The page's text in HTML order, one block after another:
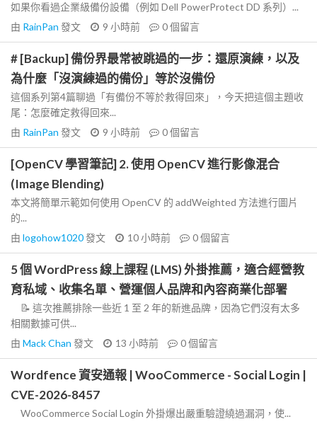
如果你看過企業級備份設備（例如 Dell PowerProtect DD 系列）...
由 RainPan 發文 9 小時前 0個留言
# [Backup] 備份界最常被跳過的一步：還原演練，以及
為什麼「沒演練過的備份」等於沒備份
這個系列第4篇聊過「有備份不等於救得回來」，今天把這個主題收
尾：怎麼確定救得回來...
由 RainPan 發文 9 小時前 0個留言
[OpenCV 學習筆記] 2. 使用 OpenCV 進行影像混合
(Image Blending)
本文將簡單示範如何使用 OpenCV 的 addWeighted 方法進行圖片
的...
由 logohow1020發文 10 小時前 0個留言
5 個 WordPress 線上課程 (LMS) 外掛推薦，適合經營教
育私域、收集名單、營運個人品牌和內容商業化部署
📝 這次推薦排除一些近 1 至 2 年的新進品牌，因為它們沒有太多
相關數據可供...
由 Mack Chan 發文 13 小時前 0個留言
Wordfence 資安通報 | WooCommerce - Social Login |
CVE-2026-8457
WooCommerce Social Login 外掛爆出嚴重驗證繞過漏洞，使...